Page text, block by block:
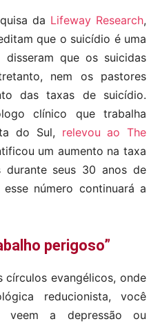
da Lifeway Research,
que o suicídio é uma
disseram que os suicidas
nem os pastores
das taxas de suicídio.
clínico que trabalha
do Sul, relevou ao The
um aumento na taxa
seus 30 anos de
número continuará a
perigoso”
círculos evangélicos, onde
reducionista, você
veem a depressão ou